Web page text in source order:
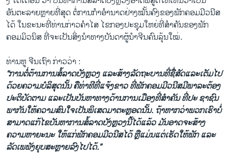
ລາຍການກະຈາຍສຽງ
ລາຍງານ
ຕິດຕາມພວກເຮົາ ທີ່
ພາສາຕ່າງໆ
ອັນຕະລາຍຫຼາຍທີ່​ສຸດ ຕໍ່​ການ​ກໍາ​ອໍາ​ນາດ​ຢ່າງ​ໝັ້ນຄົງ​ຂອງ​ພັກ​ຄອມ​ມີ​ວນີສ
ໄດ້ ​ໃນ​ຂະນະ​ທີ່​ທ່ານກ່າວຄຳ​ໄສ ​ໄຂ​ກອງ​ປະຊຸມໃຫຍ່​ທີ່​ສຳຄັນຂອງ​ພັກ​
ຄອມ​ມິ​ວນິສ ທີ່​ຈະ​ເປັນ​ສິ່ງ​ນໍາ​ທາງບັນດາ​ຜູ້ນໍາ​ຈີນ​ຄົນ​ລຸ້ນ​ໃໝ່.
ທ່ານ​ຫູ ຈີນເຖົາ ກ່າວ​ວ່າ :
“ການ​ຕໍ່ຕ້ານ​ການ​ສໍ້​ລາດ​ບັງຫຼວງ ​ແລະ​ສ້າງ​ລັດຖະບານ​ທີ່​ຊື່ສັດ​ແລະເຕັມ​ໄປ​
ດ້ວຍ​ຄວາມ​ບໍລິສຸດນັ້ນ ຄື​ທ່າ​ທີທີ່​ແຈ້ງຂາວ ທີ່​ພັກ​ຄອມ​ມີ​ວນີສມີ​ພາລະ​ຕ້ອງ​
ປະຕິບັດ​ຕາມ ​ແລະ​ເປັນ​ບັນຫາ​ທາງດ້ານ​ການ​ເມືອງ​ທີ່​ສໍາຄັນ ທີ່​ປະ ຊາຊົນ​
ພາກັນ​ໃຫ້​ຄວາມ​ສົນ​ໃຈ​ເປັນ​ພິ​ເສດ​ມາ​ຕະຫຼອດນັ້ນ. ຖ້າ​ຫາກ​ວ່າ​ພວກ​ເຮົາ​ບໍ່​
ສາມາດ​ແກ້​ໄຂບັນຫາ​ການ​ສໍ້​ລາດ​ບັງຫຼວງນີ້​ໄດ້​ແລ້ວ ມັນ​ອາດ​ຈະສ້າງ​
ຄວາມ​ຫາ​ຍະ​ນະ​ ​ໃຫ້ແກ່ພັກ​ຄອມ​ມີ​ວນີສ​ໄດ້ ຫຼື​ແມ່ນ​ແຕ່ເຮັດ​ໃຫ້​ພັກ​ ​ແລະ​
ລັດເພພັງ​ຍຸບ​ສະຫຼາຍ​ລົງໄປ​ໄດ້.”